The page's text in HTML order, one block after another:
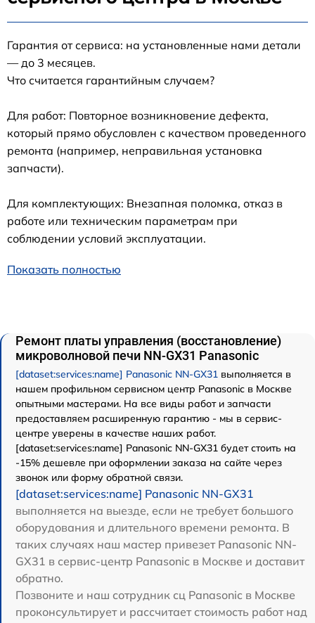
Гарантия от сервиса: на установленные нами детали
— до 3 месяцев.
Что считается гарантийным случаем?
Для работ: Повторное возникновение дефекта,
который прямо обусловлен с качеством проведенного
ремонта (например, неправильная установка
запчасти).
Для комплектующих: Внезапная поломка, отказ в
работе или техническим параметрам при
соблюдении условий эксплуатации.
Показать полностью
Ремонт платы управления (восстановление)
микроволновой печи NN-GX31 Panasonic
[dataset:services:name] Panasonic NN-GX31 выполняется в
нашем профильном сервисном центр Panasonic в Москве
опытными мастерами. На все виды работ и запчасти
предоставляем расширенную гарантию - мы в сервис-
центре уверены в качестве наших работ.
[dataset:services:name] Panasonic NN-GX31 будет стоить на
-15% дешевле при оформлении заказа на сайте через
звонок или форму обратной связи.
[dataset:services:name] Panasonic NN-GX31
выполняется на выезде, если не требует большого
оборудования и длительного времени ремонта. В
таких случаях наш мастер привезет Panasonic NN-
GX31 в сервис-центр Panasonic в Москве и доставит
обратно.
Позвоните и наш сотрудник сц Panasonic в Москве
проконсультирует и рассчитает стоимость работ над